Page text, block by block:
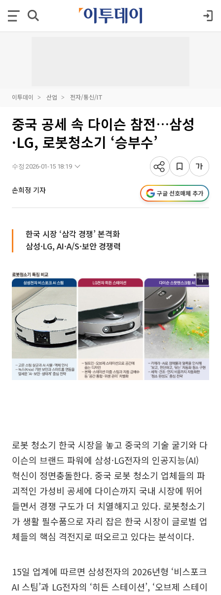
이투데이 산업 전자/통신/IT
중국 공세 속 다이슨 참전…삼성
·LG, 로봇청소기 ‘승부수’
수정 2026-01-15 18:19
손희정 기자 구글 선호매체 추가
한국 시장 ‘삼각 경쟁’ 본격화
삼성·LG, AI·A/S·보안 경쟁력
로봇 청소기 한국 시장을 놓고 중국의 기술 굴기와 다
이슨의 브랜드 파워에 삼성·LG전자의 인공지능(AI)
혁신이 정면충돌한다. 중국 로봇 청소기 업체들의 파
괴적인 가성비 공세에 다이슨까지 국내 시장에 뛰어
들면서 경쟁 구도가 더 치열해지고 있다. 로봇청소기
가 생활 필수품으로 자리 잡은 한국 시장이 글로벌 업
체들의 핵심 격전지로 떠오르고 있다는 분석이다.
15일 업계에 따르면 삼성전자의 2026년형 ‘비스포크
AI 스팀’과 LG전자의 ‘히든 스테이션’, ‘오브제 스테이